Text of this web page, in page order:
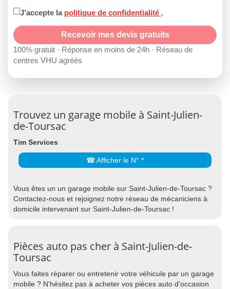
J’accepte la politique de confidentialité .
Recevoir mes devis gratuits
100% gratuit · Réponse en moins de 24h · Réseau de
centres VHU agréés
Trouvez un garage mobile à Saint-Julien-
de-Toursac
Tim Services
☎ Afficher le N° *
Vous êtes un un garage mobile sur Saint-Julien-de-Toursac ?
Contactez-nous et rejoignez notre réseau de mécaniciens à
domicile intervenant sur Saint-Julien-de-Toursac !
Pièces auto pas cher à Saint-Julien-de-
Toursac
Vous faites réparer ou entretenir votre véhicule par un garage
mobile ? N'hésitez pas à acheter vos pièces auto d'occasion